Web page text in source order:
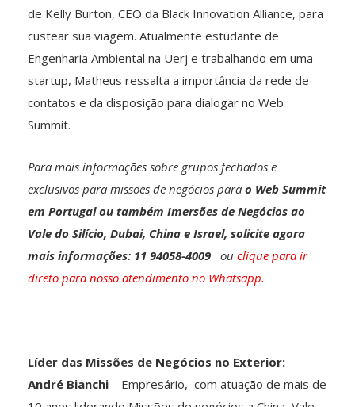
de Kelly Burton, CEO da Black Innovation Alliance, para
custear sua viagem. Atualmente estudante de
Engenharia Ambiental na Uerj e trabalhando em uma
startup, Matheus ressalta a importância da rede de
contatos e da disposição para dialogar no Web
Summit.
Para mais informações sobre grupos fechados e
exclusivos para missões de negócios para o Web Summit
em Portugal ou também Imersões de Negócios ao
Vale do Silício, Dubai, China e Israel, solicite agora
mais informações: 11 94058-4009 ou clique para ir
direto para nosso atendimento no Whatsapp.
Líder das Missões de Negócios no Exterior:
André Bianchi – Empresário, com atuação de mais de